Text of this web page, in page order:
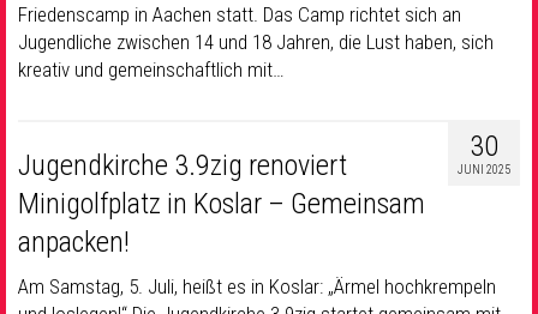
Friedenscamp in Aachen statt. Das Camp richtet sich an
Jugendliche zwischen 14 und 18 Jahren, die Lust haben, sich
kreativ und gemeinschaftlich mit…
30
JUNI 2025
Jugendkirche 3.9zig renoviert
Minigolfplatz in Koslar – Gemeinsam
anpacken!
Am Samstag, 5. Juli, heißt es in Koslar: „Ärmel hochkrempeln